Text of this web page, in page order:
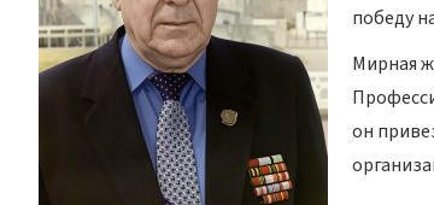
победу
Мирная
он